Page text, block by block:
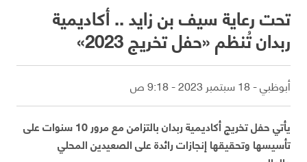
تحت رعاية سيف بن زايد .. أكاديمية
ربدان تُنظم «حفل تخريج 2023»
أبوظبي - 18 سبتمبر 2023 - 9:18 ص
يأتي حفل تخريج أكاديمية ربدان بالتزامن مع مرور 10 سنوات على
تأسيسها وتحقيقها إنجازات رائدة على الصعيدين المحلي